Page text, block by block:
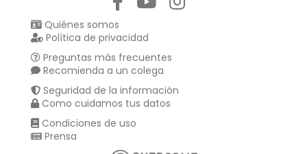
Quiénes somos
Política de privacidad
Preguntas más frecuentes
Recomienda a un colega
Seguridad de la información
Como cuidamos tus datos
Condiciones de uso
Prensa